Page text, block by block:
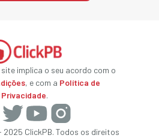
implica o seu acordo com o
, e com a Política de
Privacidade.
ClickPB. Todos os direitos